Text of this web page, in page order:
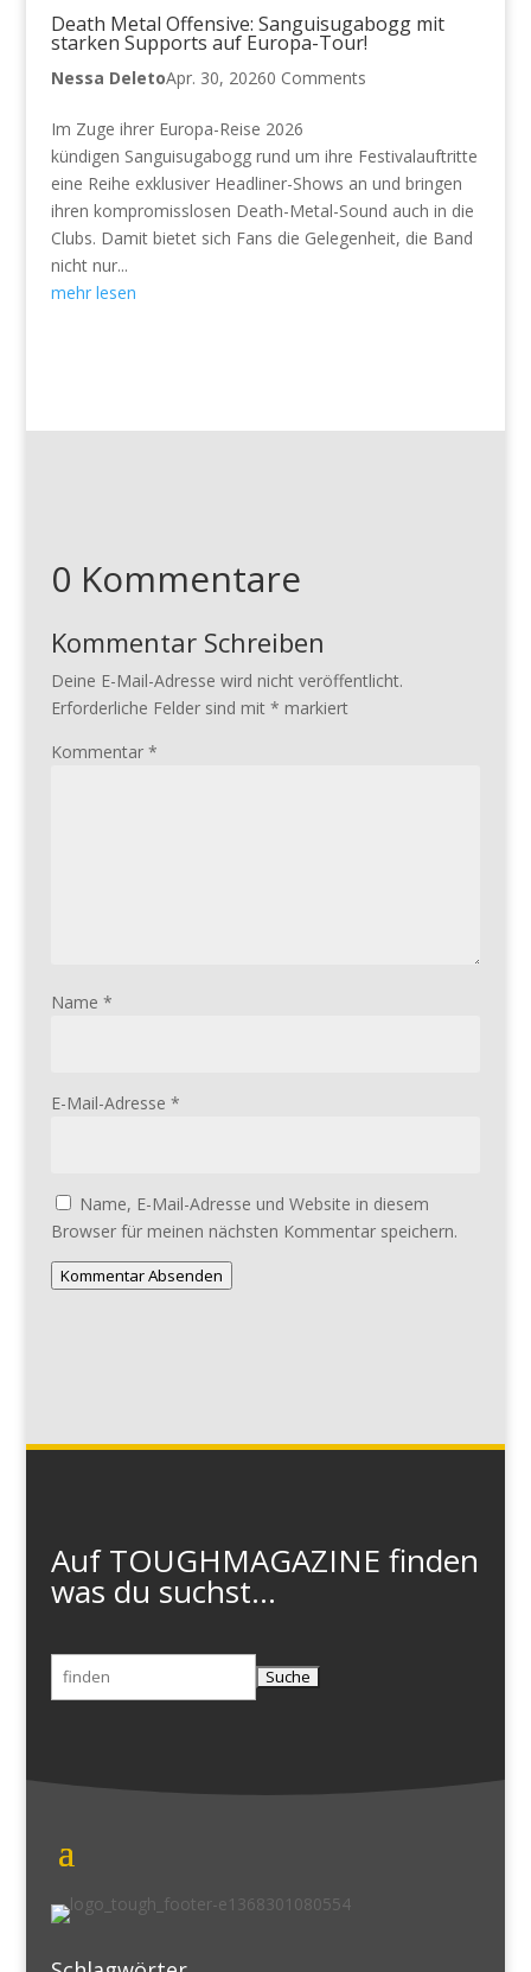
Death Metal Offensive: Sanguisugabogg mit
starken Supports auf Europa-Tour!
Nessa DeletoApr. 30, 20260 Comments
Im Zuge ihrer Europa-Reise 2026
kündigen Sanguisugabogg rund um ihre Festivalauftritte
eine Reihe exklusiver Headliner-Shows an und bringen
ihren kompromisslosen Death-Metal-Sound auch in die
Clubs. Damit bietet sich Fans die Gelegenheit, die Band
nicht nur...
mehr lesen
0 Kommentare
Kommentar Schreiben
Deine E-Mail-Adresse wird nicht veröffentlicht.
Erforderliche Felder sind mit * markiert
Kommentar *
Name *
E-Mail-Adresse *
Name, E-Mail-Adresse und Website in diesem
Browser für meinen nächsten Kommentar speichern.
Kommentar Absenden
Auf TOUGHMAGAZINE finden
was du suchst...
Suchen
nach: